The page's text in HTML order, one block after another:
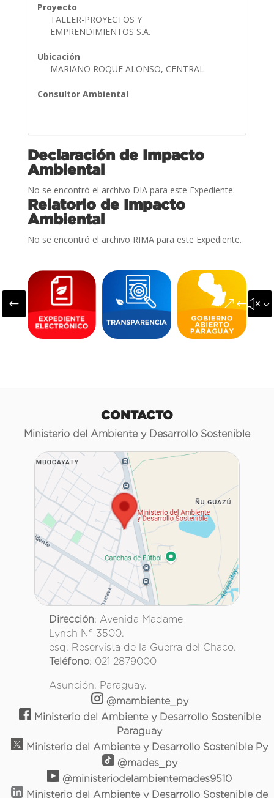
Proyecto
TALLER-PROYECTOS Y
EMPRENDIMIENTOS S.A.
Ubicación
MARIANO ROQUE ALONSO, CENTRAL
Consultor Ambiental
Declaración de Impacto
Ambiental
No se encontró el archivo DIA para este Expediente.
Relatorio de Impacto
Ambiental
No se encontró el archivo RIMA para este Expediente.
#
CONTACTO
Ministerio del Ambiente y Desarrollo Sostenible
Dirección: Avenida Madame
Lynch N° 3500.
esq. Reservista de la Guerra del Chaco.
Teléfono: 021 2879000
Asunción, Paraguay.
@mambiente_py
Ministerio del Ambiente y Desarrollo Sostenible
Paraguay
Ministerio del Ambiente y Desarrollo Sostenible Py
@mades_py
@ministeriodelambientemades9510
Ministerio del Ambiente y Desarrollo Sostenible de